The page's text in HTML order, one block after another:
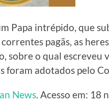
Papa intrépido, que
pagãs, as
sobre o qual escreveu
foram adotados pelo
News. Acesso em: 18